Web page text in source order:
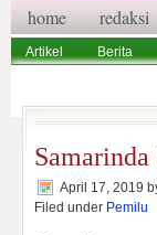
home redaksi
Artikel Berita
April 17, 2019
Filed under Pemilu